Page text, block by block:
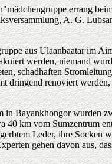
errang
A. G.
aus Ulaanbaatar im
werden, niemand
schadhaften
dringend renoviert
in Bayankhongor wurden
40 km vom Sumzentrum
Leder, ihre Socken
gehen davon aus,